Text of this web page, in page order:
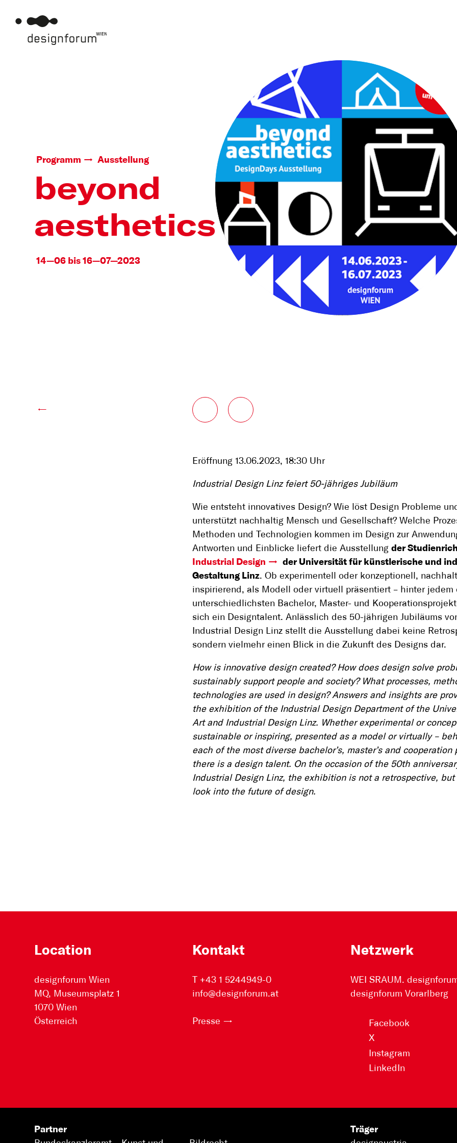
Programm Ausstellung
beyond
aesthetics
14—06 bis 16—07—2023
←
Eröffnung 13.06.2023, 18:30 Uhr
Industrial Design Linz feiert 50-jähriges Jubiläum
Wie entsteht innovatives Design? Wie löst Design Probleme
unterstützt nachhaltig Mensch und Gesellschaft? Welche
Methoden und Technologien kommen im Design zur
Antworten und Einblicke liefert die Ausstellung der
Industrial Design
der Universität für künstlerische und
Gestaltung Linz. Ob experimentell oder konzeptionell,
inspirierend, als Modell oder virtuell präsentiert – hinter jedem
unterschiedlichsten Bachelor, Master- und
sich ein Designtalent. Anlässlich des 50-jährigen Jubiläums
Industrial Design Linz stellt die Ausstellung dabei keine
sondern vielmehr einen Blick in die Zukunft des Designs dar.
How is innovative design created? How does design solve
sustainably support people and society? What processes,
technologies are used in design? Answers and insights are
the exhibition of the Industrial Design Department of the
Art and Industrial Design Linz. Whether experimental or
sustainable or inspiring, presented as a model or virtually –
each of the most diverse bachelor’s, master’s and cooperation
there is a design talent. On the occasion of the 50th
Industrial Design Linz, the exhibition is not a retrospective, but
look into the future of design.
Location
designforum Wien
MQ, Museumsplatz 1
1070 Wien
Österreich
Kontakt
T +43 1 5244949-0
info@designforum.at
Presse
Netzwerk
WEI SRAUM.
designforum Vorarlberg
Facebook
X
Instagram
LinkedIn
Partner
Träger